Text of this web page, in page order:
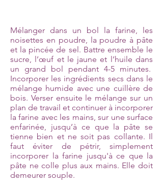
Mélanger dans un bol la farine, les
noisettes en poudre, la poudre à pâte
et la pincée de sel. Battre ensemble le
sucre, l’œuf et le jaune et l’huile dans
un grand bol pendant 4-5 minutes.
Incorporer les ingrédients secs dans le
mélange humide avec une cuillère de
bois. Verser ensuite le mélange sur un
plan de travail et continuer à incorporer
la farine avec les mains, sur une surface
enfarinée, jusqu’à ce que la pâte se
tienne bien et ne soit pas collante. Il
faut éviter de pétrir, simplement
incorporer la farine jusqu'à ce que la
pâte ne colle plus aux mains. Elle doit
demeurer souple.